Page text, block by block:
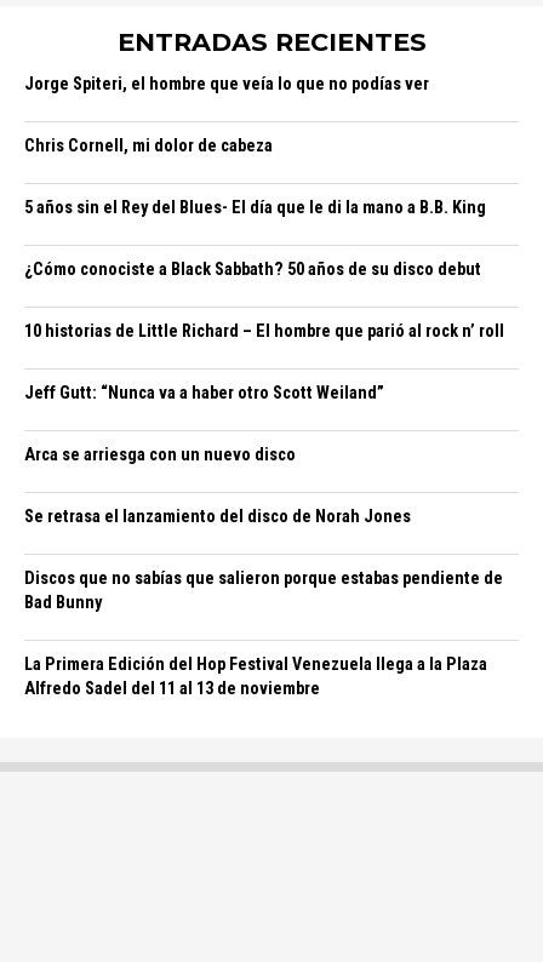
ENTRADAS RECIENTES
Jorge Spiteri, el hombre que veía lo que no podías ver
Chris Cornell, mi dolor de cabeza
5 años sin el Rey del Blues- El día que le di la mano a B.B. King
¿Cómo conociste a Black Sabbath? 50 años de su disco debut
10 historias de Little Richard – El hombre que parió al rock n’ roll
Jeff Gutt: “Nunca va a haber otro Scott Weiland”
Arca se arriesga con un nuevo disco
Se retrasa el lanzamiento del disco de Norah Jones
Discos que no sabías que salieron porque estabas pendiente de
Bad Bunny
La Primera Edición del Hop Festival Venezuela llega a la Plaza
Alfredo Sadel del 11 al 13 de noviembre